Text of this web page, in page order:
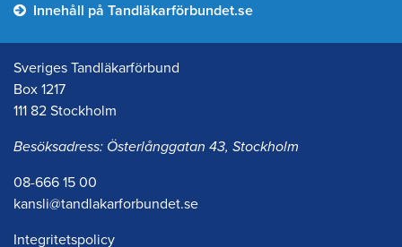
Innehåll på Tandläkarförbundet.se
Sveriges Tandläkarförbund
Box 1217
111 82 Stockholm
Besöksadress: Österlånggatan 43, Stockholm
08-666 15 00
kansli@tandlakarforbundet.se
Integritetspolicy